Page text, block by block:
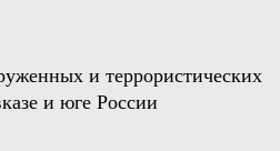
и террористических
и юге России